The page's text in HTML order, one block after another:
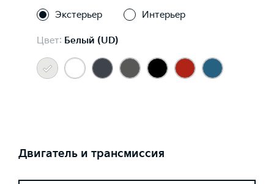
Экстерьер Интерьер
Цвет: Белый (UD)
Двигатель и трансмиссия